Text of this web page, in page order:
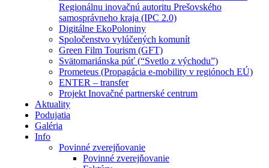
Regionálnu inovačnú autoritu Prešovského
samosprávneho kraja (IPC 2.0)
Digitálne EkoPoloniny
Spoločenstvo vylúčených komunít
Green Film Tourism (GFT)
Svätomariánska púť (“Svetlo z východu”)
Prometeus (Propagácia e-mobility v regiónoch EÚ)
ENTER – transfer
Projekt Inovačné partnerské centrum
Aktuality
Podujatia
Galéria
Info
Povinné zverejňovanie
Povinné zverejňovanie